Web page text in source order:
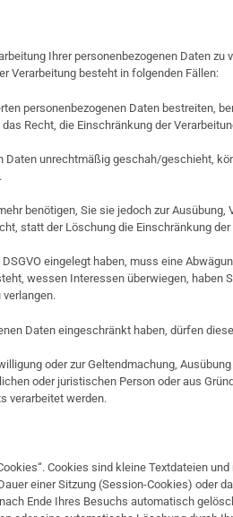
Ihrer personenbezogenen Daten zu
Verarbeitung besteht in folgenden Fällen:
personenbezogenen Daten bestreiten,
Recht, die Einschränkung der
Daten unrechtmäßig geschah/geschieht,
benötigen, Sie sie jedoch zur Ausübung,
statt der Löschung die Einschränkung
eingelegt haben, muss eine
wessen Interessen überwiegen, haben
verlangen.
Daten eingeschränkt haben, dürfen
oder zur Geltendmachung,
oder juristischen Person oder aus
verarbeitet werden.
Cookies sind kleine Textdateien
einer Sitzung (Session-Cookies) oder
Ende Ihres Besuchs automatisch